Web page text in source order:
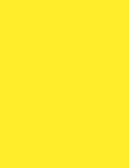
il bambino desiderato (a causa
delle tue preferenze) e poi,
lavoro psicologico per
bambino e gli squilibri emotivi,
riferisce ai bambini provenienti
abusive. Quindi, in tal caso, i
La fecondazione in vitro
No, la fecondazione in vitro non
successo al 100%. Devi